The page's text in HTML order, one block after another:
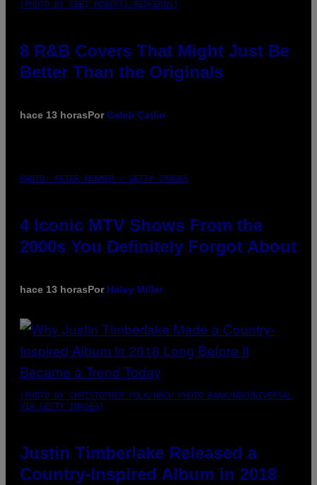
(PHOTO BY EBET ROBERTS/REDFERNS)
8 R&B Covers That Might Just Be
Better Than the Originals
hace 13 horasPorCaleb Catlin
PHOTO: PETER KRAMER / GETTY IMAGES
4 Iconic MTV Shows From the
2000s You Definitely Forgot About
hace 13 horasPor Haley Miller
(PHOTO BY CHRISTOPHER POLK/NBCU PHOTO BANK/NBCUNIVERSAL
VIA GETTY IMAGES)
Justin Timberlake Released a
Country-Inspired Album in 2018